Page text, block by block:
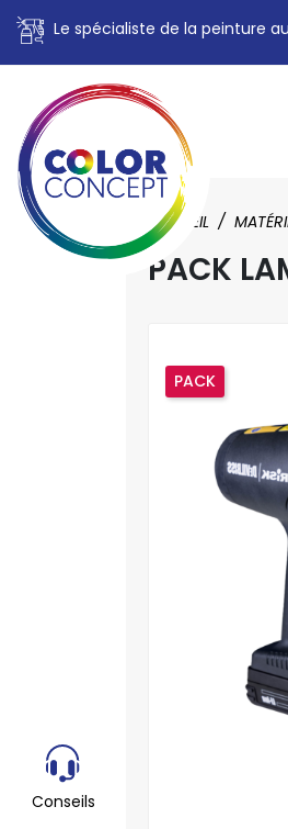
Le spécialiste de la peinture
ACCUEIL
PACK
PACK
Conseils